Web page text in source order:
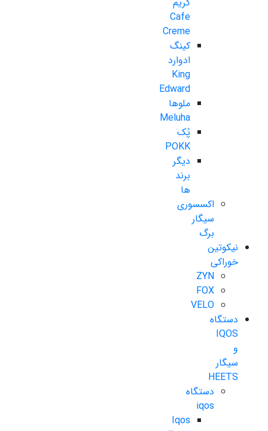
Cafe
Creme
کینگ
ادوارد
King
Edward
ملوها
Meluha
پُک
POKK
دیگر
برند
ها
اکسسوری
سیگار
برگ
نیکوتین
خوراکی
ZYN
FOX
VELO
دستگاه
IQOS
و
سیگار
HEETS
دستگاه
iqos
Iqos